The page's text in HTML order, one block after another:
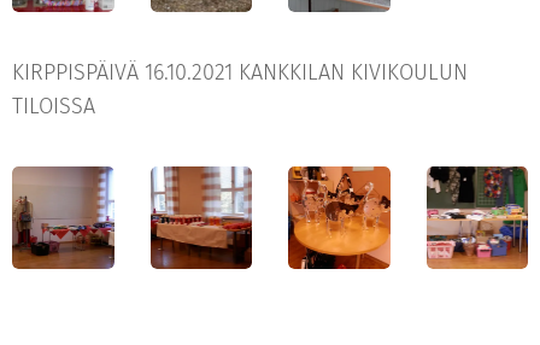
KIRPPISPÄIVÄ 16.10.2021 KANKKILAN KIVIKOULUN
TILOISSA